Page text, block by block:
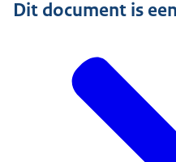
Dit document is